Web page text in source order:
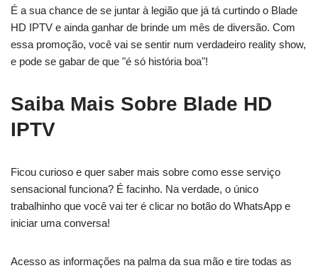
É a sua chance de se juntar à legião que já tá curtindo o Blade
HD IPTV e ainda ganhar de brinde um mês de diversão. Com
essa promoção, você vai se sentir num verdadeiro reality show,
e pode se gabar de que "é só história boa"!
Saiba Mais Sobre Blade HD
IPTV
Ficou curioso e quer saber mais sobre como esse serviço
sensacional funciona? É facinho. Na verdade, o único
trabalhinho que você vai ter é clicar no botão do WhatsApp e
iniciar uma conversa!
Acesso as informações na palma da sua mão e tire todas as